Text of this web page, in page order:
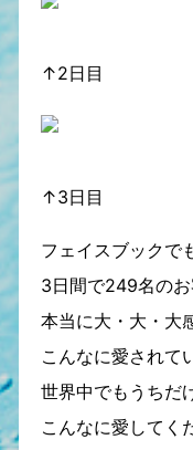
↑2日目
↑3日目
フェイスブックで
3日間で249名のお
本当に大・大・大
こんなに愛されて
世界中でもうちだ
こんなに愛してく